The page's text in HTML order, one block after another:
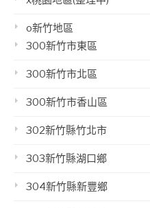
o新竹地區
300新竹市東區
300新竹市北區
300新竹市香山區
302新竹縣竹北市
303新竹縣湖口鄉
304新竹縣新豐鄉